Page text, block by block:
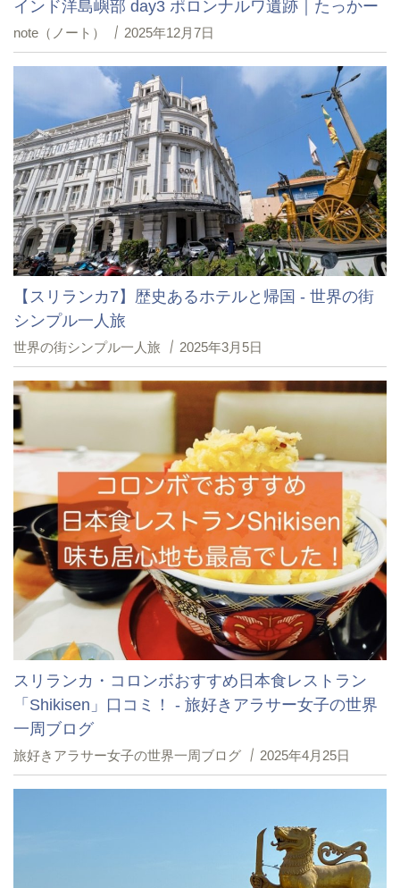
インド洋島嶼部 day3 ポロンナルワ遺跡｜たっかー
note（ノート） 2025年12月7日
【スリランカ7】歴史あるホテルと帰国 - 世界の街
シンプル一人旅
世界の街シンプル一人旅 2025年3月5日
スリランカ・コロンボおすすめ日本食レストラン
「Shikisen」口コミ！ - 旅好きアラサー女子の世界
一周ブログ
旅好きアラサー女子の世界一周ブログ 2025年4月25日